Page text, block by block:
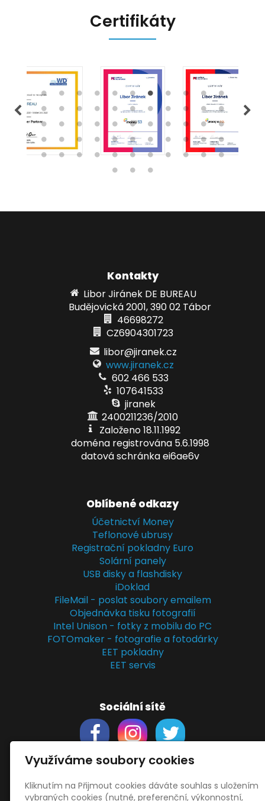
Certifikáty
Kontakty
Libor Jiránek DE BUREAU
Budějovická 2001, 390 02 Tábor
46698272
CZ6904301723
libor@jiranek.cz
www.jiranek.cz
602 466 533
107641533
jiranek
2400211236/2010
Založeno 18.11.1992
doména registrována 5.6.1998
datová schránka ei6ae6v
Oblíbené odkazy
Účetnictví Money
Teflonové ubrusy
Registrační pokladny Euro
Solární panely
USB disky a flashdisky
iDoklad
FileMail - poslat soubory emailem
Objednávka tisku fotografií
Intel Unison - fotky z mobilu do PC
FOTOmaker - fotografie a fotodárky
EET pokladny
EET servis
Sociální sítě
Support
Využíváme soubory cookies
Kliknutím na Přijmout cookies dáváte souhlas s uložením
vybraných cookies (nutné, preferenční, výkonnostní,